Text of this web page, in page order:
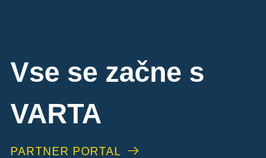
Vse se začne s
VARTA
PARTNER PORTAL